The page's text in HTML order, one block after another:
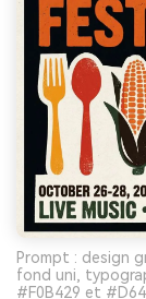
Prompt : design
fond uni,
#F0B429 et